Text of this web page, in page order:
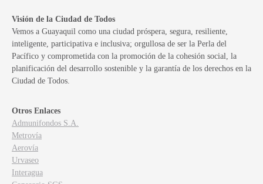
Visión de la Ciudad de Todos
Vemos a Guayaquil como una ciudad próspera, segura, resiliente,
inteligente, participativa e inclusiva; orgullosa de ser la Perla del
Pacífico y comprometida con la promoción de la cohesión social, la
planificación del desarrollo sostenible y la garantía de los derechos en la
Ciudad de Todos.
Otros Enlaces
Admunifondos S.A.
Metrovía
Aerovía
Urvaseo
Interagua